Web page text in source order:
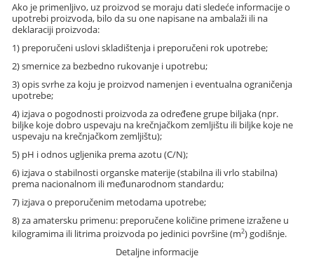
Ako je primenljivo, uz proizvod se moraju dati sledeće informacije o
upotrebi proizvoda, bilo da su one napisane na ambalaži ili na
deklaraciji proizvoda:
1) preporučeni uslovi skladištenja i preporučeni rok upotrebe;
2) smernice za bezbedno rukovanje i upotrebu;
3) opis svrhe za koju je proizvod namenjen i eventualna ograničenja
upotrebe;
4) izjava o pogodnosti proizvoda za određene grupe biljaka (npr.
biljke koje dobro uspevaju na krečnjačkom zemljištu ili biljke koje ne
uspevaju na krečnjačkom zemljištu);
5) pH i odnos ugljenika prema azotu (C/N);
6) izjava o stabilnosti organske materije (stabilna ili vrlo stabilna)
prema nacionalnom ili međunarodnom standardu;
7) izjava o preporučenim metodama upotrebe;
8) za amatersku primenu: preporučene količine primene izražene u
kilogramima ili litrima proizvoda po jedinici površine (m2) godišnje.
Detaljne informacije